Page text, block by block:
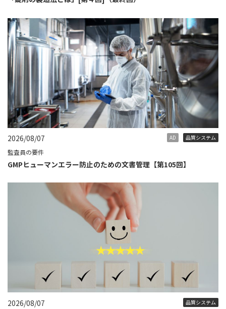
2026/08/07 AD 品質システム
監査員の要件
GMPヒューマンエラー防止のための文書管理【第105回】
2026/08/07 品質システム